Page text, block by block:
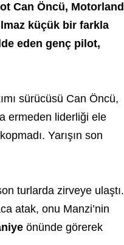
Can Öncü, Motorland
küçük bir farkla
eden genç pilot,
sürücüsü Can Öncü,
ermeden liderliği ele
Yarışın son
turlarda zirveye ulaştı.
atak, onu Manzi’nin
önünde görerek